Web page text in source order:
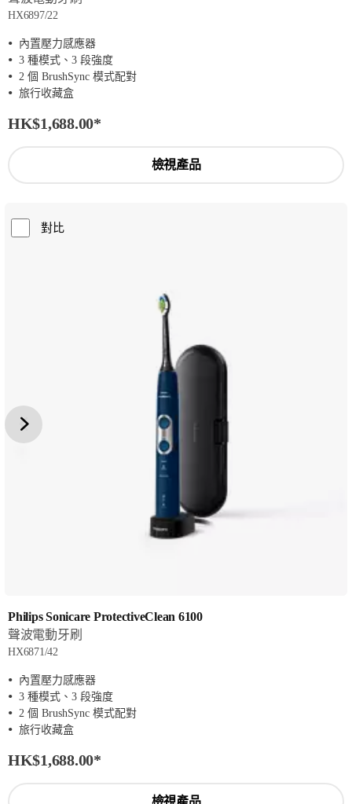
HX6897/22
內置壓力感應器
3 種模式、3 段強度
2 個 BrushSync 模式配對
旅行收藏盒
HK$1,688.00*
檢視產品
對比
Philips Sonicare ProtectiveClean 6100
聲波電動牙刷
HX6871/42
內置壓力感應器
3 種模式、3 段強度
2 個 BrushSync 模式配對
旅行收藏盒
HK$1,688.00*